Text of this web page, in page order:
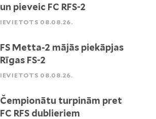
un pieveic FC RFS-2
IEVIETOTS 08.08.26.
FS Metta-2 mājās piekāpjas
Rīgas FS-2
IEVIETOTS 08.08.26.
Čempionātu turpinām pret
FC RFS dublieriem